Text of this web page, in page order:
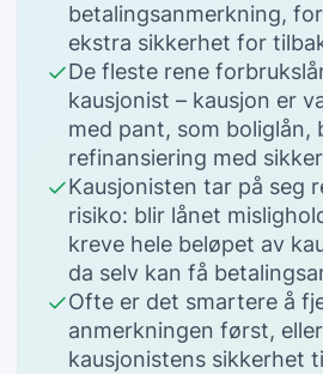
betalingsanmerkning,
ekstra sikkerhet for
De fleste rene
kausjonist – kausjon er
med pant, som boliglån,
refinansiering med
Kausjonisten tar på seg
risiko: blir lånet
kreve hele beløpet av
da selv kan få
Ofte er det smartere å
anmerkningen først,
kausjonistens sikkerhet